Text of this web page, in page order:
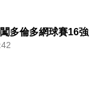
多倫多網球賽16強